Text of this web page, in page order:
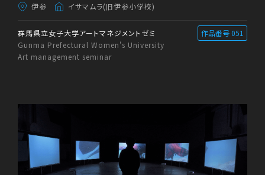
伊参
イサマムラ(旧伊参小学校)
群馬県立女子大学アートマネジメントゼミ
Gunma Prefectural Women's University
Art management seminar
作品番号 051